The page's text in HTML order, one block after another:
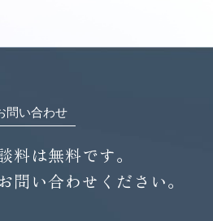
問い合わせ
料は無料です。
問い合わせください。